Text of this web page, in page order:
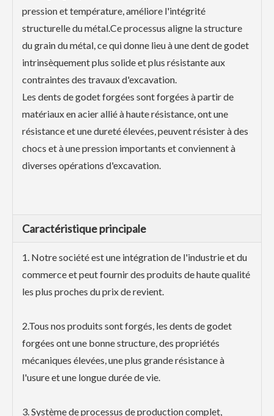
pression et température, améliore l'intégrité
structurelle du métal.Ce processus aligne la structure
du grain du métal, ce qui donne lieu à une dent de godet
intrinsèquement plus solide et plus résistante aux
contraintes des travaux d'excavation.
Les dents de godet forgées sont forgées à partir de
matériaux en acier allié à haute résistance, ont une
résistance et une dureté élevées, peuvent résister à des
chocs et à une pression importants et conviennent à
diverses opérations d'excavation.
Caractéristique principale
1. Notre société est une intégration de l'industrie et du
commerce et peut fournir des produits de haute qualité
les plus proches du prix de revient.
2.Tous nos produits sont forgés, les dents de godet
forgées ont une bonne structure, des propriétés
mécaniques élevées, une plus grande résistance à
l'usure et une longue durée de vie.
3. Système de processus de production complet,